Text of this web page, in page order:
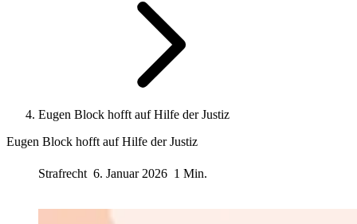
Eugen Block hofft auf Hilfe der Justiz
Eugen Block hofft auf Hilfe der Justiz
Strafrecht 6. Januar 2026 1 Min.